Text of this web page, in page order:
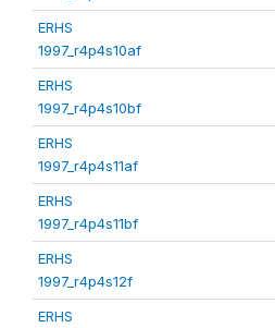
ERHS
1997_r4p4s10af
ERHS
1997_r4p4s10bf
ERHS
1997_r4p4s11af
ERHS
1997_r4p4s11bf
ERHS
1997_r4p4s12f
ERHS